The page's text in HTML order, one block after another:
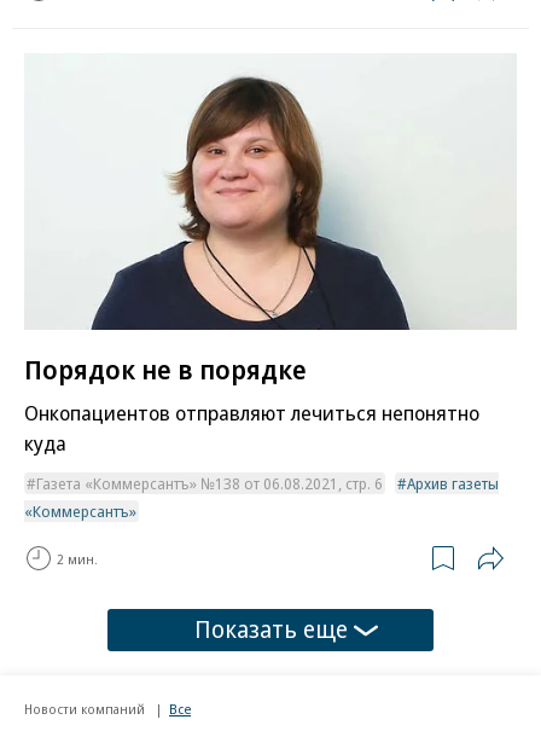
Порядок не в порядке
Онкопациентов отправляют лечиться непонятно
куда
Газета «Коммерсантъ» №138 от 06.08.2021, стр. 6
Архив газеты
«Коммерсантъ»
2 мин.
Показать еще
Новости компаний Все